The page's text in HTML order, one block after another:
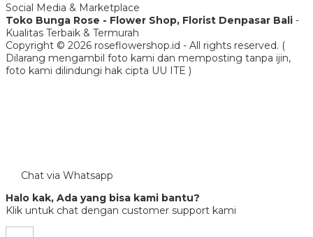
Social Media & Marketplace
Toko Bunga Rose - Flower Shop, Florist Denpasar Bali -
Kualitas Terbaik & Termurah
Copyright © 2026 roseflowershop.id - All rights reserved. (
Dilarang mengambil foto kami dan memposting tanpa ijin,
foto kami dilindungi hak cipta UU ITE )
Chat via Whatsapp
Halo kak, Ada yang bisa kami bantu?
Klik untuk chat dengan customer support kami